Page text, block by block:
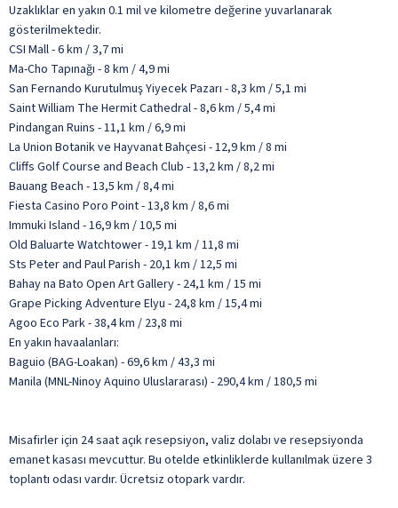
Uzaklıklar en yakın 0.1 mil ve kilometre değerine yuvarlanarak
gösterilmektedir.
CSI Mall - 6 km / 3,7 mi
Ma-Cho Tapınağı - 8 km / 4,9 mi
San Fernando Kurutulmuş Yiyecek Pazarı - 8,3 km / 5,1 mi
Saint William The Hermit Cathedral - 8,6 km / 5,4 mi
Pindangan Ruins - 11,1 km / 6,9 mi
La Union Botanik ve Hayvanat Bahçesi - 12,9 km / 8 mi
Cliffs Golf Course and Beach Club - 13,2 km / 8,2 mi
Bauang Beach - 13,5 km / 8,4 mi
Fiesta Casino Poro Point - 13,8 km / 8,6 mi
Immuki Island - 16,9 km / 10,5 mi
Old Baluarte Watchtower - 19,1 km / 11,8 mi
Sts Peter and Paul Parish - 20,1 km / 12,5 mi
Bahay na Bato Open Art Gallery - 24,1 km / 15 mi
Grape Picking Adventure Elyu - 24,8 km / 15,4 mi
Agoo Eco Park - 38,4 km / 23,8 mi
En yakın havaalanları:
Baguio (BAG-Loakan) - 69,6 km / 43,3 mi
Manila (MNL-Ninoy Aquino Uluslararası) - 290,4 km / 180,5 mi
Misafirler için 24 saat açık resepsiyon, valiz dolabı ve resepsiyonda
emanet kasası mevcuttur. Bu otelde etkinliklerde kullanılmak üzere 3
toplantı odası vardır. Ücretsiz otopark vardır.